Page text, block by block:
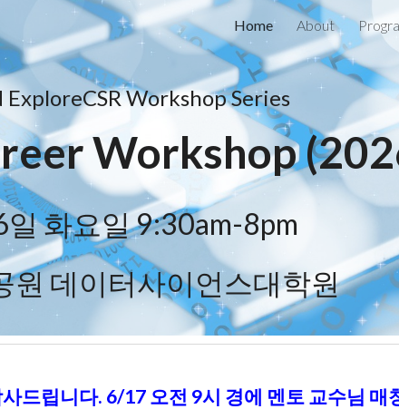
Skip to navigation
Home About
ExploreCSR Workshop Series
Workshop
화요일 9:30am-8pm
원 데이터사이언스대학원
드립니다. 6/17 오전 9시 경에 멘토 교수님 매